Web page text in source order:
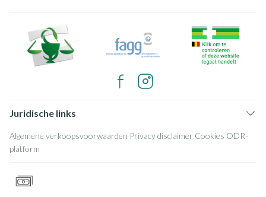
Juridische links
Algemene verkoopsvoorwaarden Privacy disclaimer Cookies ODR-
platform